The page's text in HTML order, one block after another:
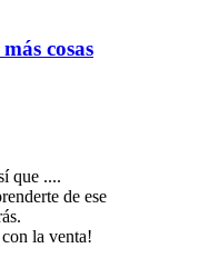
cosas
que ....
de ese
la venta!